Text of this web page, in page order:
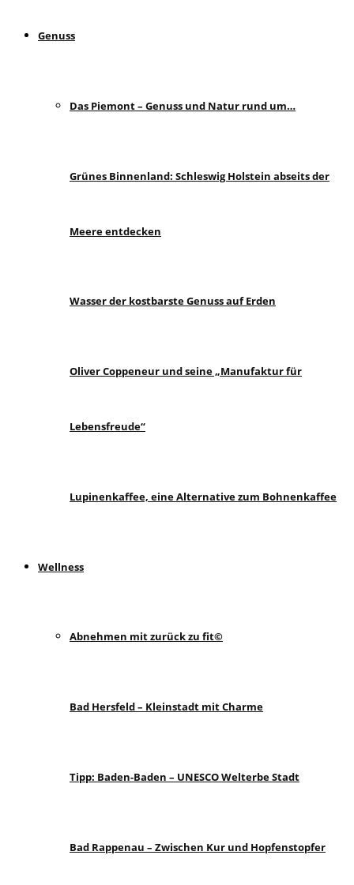
Genuss
Das Piemont – Genuss und Natur rund um…
Grünes Binnenland: Schleswig Holstein abseits der
Meere entdecken
Wasser der kostbarste Genuss auf Erden
Oliver Coppeneur und seine „Manufaktur für
Lebensfreude“
Lupinenkaffee, eine Alternative zum Bohnenkaffee
Wellness
Abnehmen mit zurück zu fit©
Bad Hersfeld – Kleinstadt mit Charme
Tipp: Baden-Baden – UNESCO Welterbe Stadt
Bad Rappenau – Zwischen Kur und Hopfenstopfer